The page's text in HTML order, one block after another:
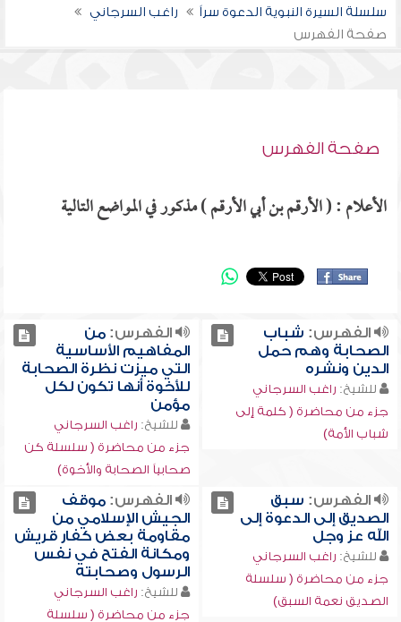
سلسلة السيرة النبوية الدعوة سراً
راغب السرجاني
صفحة الفهرس
صفحة الفهرس
الأعلام : ( الأرقم بن أبي الأرقم ) مذكور في المواضع التالية
الفهرس: شباب
الصحابة وهم حمل
الدين ونشره
للشيخ: راغب السرجاني
جزء من محاضرة ( كلمة إلى
شباب الأمة)
الفهرس:من
المفاهيم الأساسية
التي ميزت نظرة الصحابة
للأخوة أنها تكون لكل
مؤمن
للشيخ: راغب السرجاني
جزء من محاضرة ( سلسلة كن
صحابياً الصحابة والأخوة)
الفهرس: سبق
الصديق إلى الدعوة إلى
الله عز وجل
للشيخ: راغب السرجاني
جزء من محاضرة ( سلسلة
الصديق نعمة السبق)
الفهرس:موقف
الجيش الإسلامي من
مقاومة بعض كفار قريش
ومكانة الفتح في نفس
الرسول وصحابته
للشيخ: راغب السرجاني
جزء من محاضرة ( سلسلة